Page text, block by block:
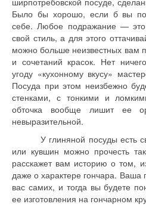
Было бы хорошо, если б вы
себе. Любое подражание —
свой стиль, а для этого
можно больше неизвестных вам
и сочетаний красок. Нет
угоду «кухонному вкусу»
Посуда при этом неизбежно
стенками, с тонкими и
обточка вообще лишит ее
невыразительной.
У глиняной посуды есть
или кувшин можно прочесть
расскажет вам историю о том,
даже о характере гончара. Ваша
вас самих, и тогда вы будете
ее изготовления на гончарном